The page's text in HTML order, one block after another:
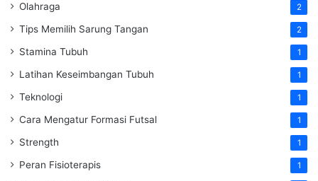
Olahraga 2
Tips Memilih Sarung Tangan 2
Stamina Tubuh 1
Latihan Keseimbangan Tubuh 1
Teknologi 1
Cara Mengatur Formasi Futsal 1
Strength 1
Peran Fisioterapis 1